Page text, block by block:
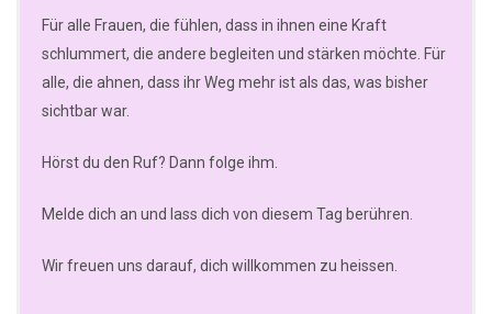
Für alle Frauen, die fühlen, dass in ihnen eine Kraft
schlummert, die andere begleiten und stärken möchte. Für
alle, die ahnen, dass ihr Weg mehr ist als das, was bisher
sichtbar war.
Hörst du den Ruf? Dann folge ihm.
Melde dich an und lass dich von diesem Tag berühren.
Wir freuen uns darauf, dich willkommen zu heissen.